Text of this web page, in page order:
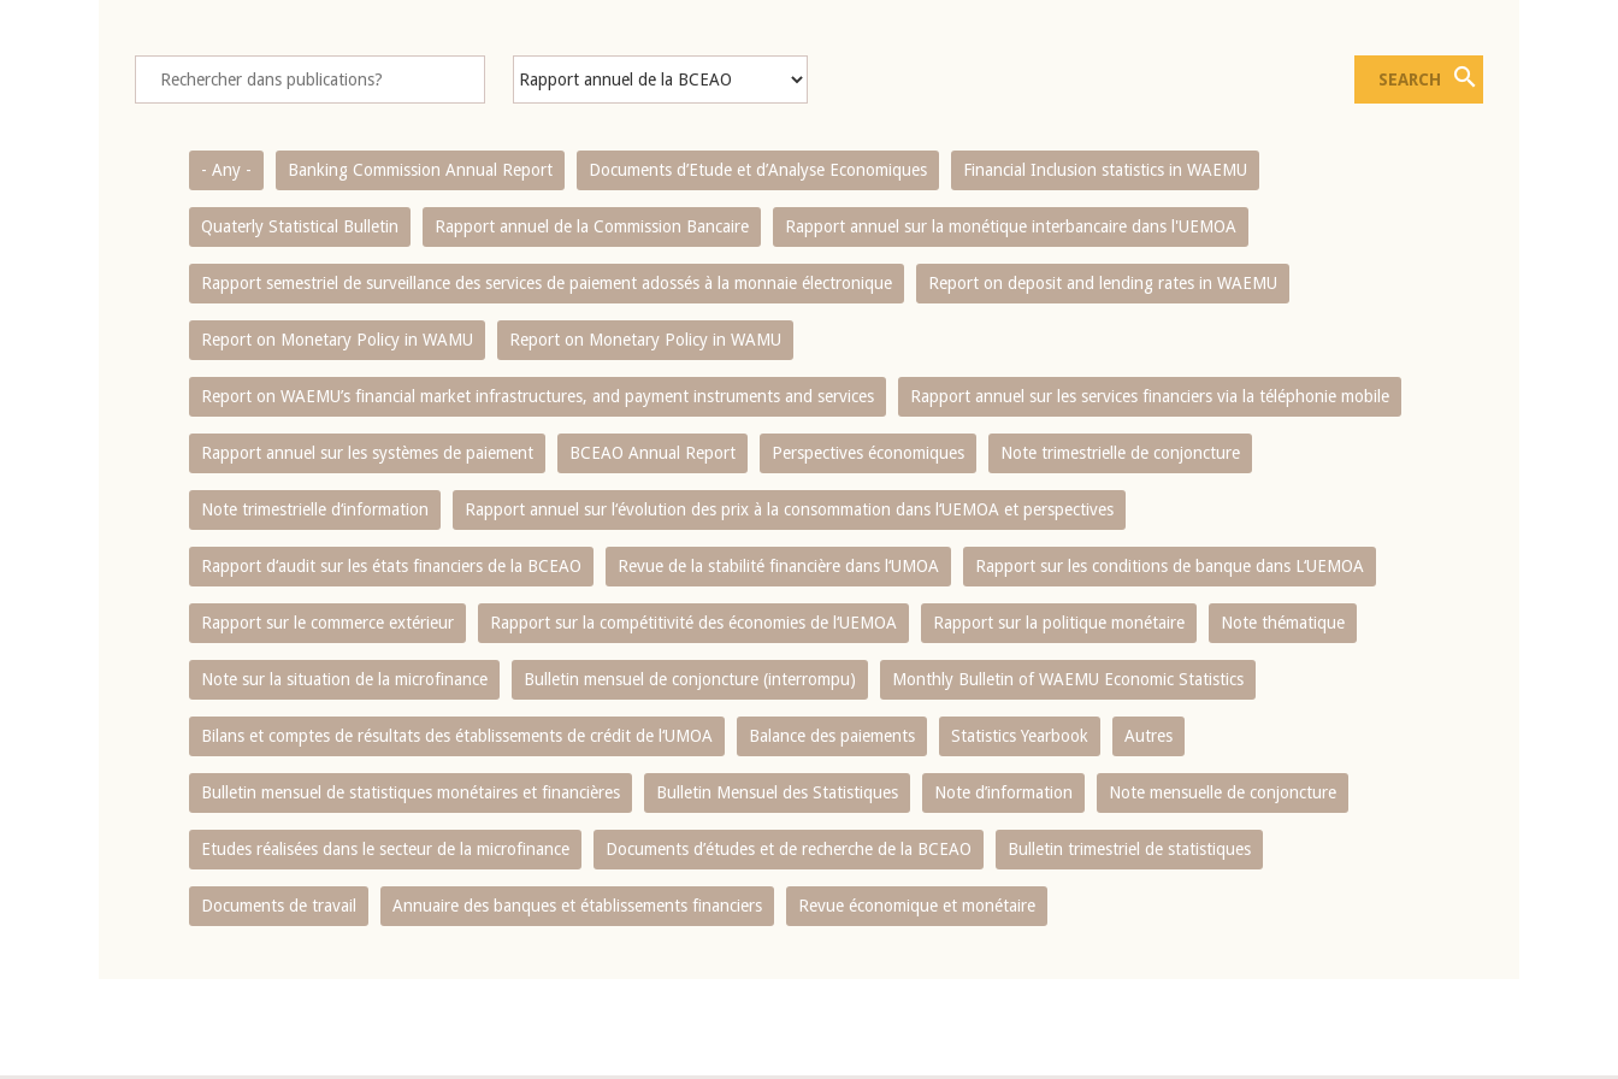
- Any - Banking Commission Annual Report Documents d’Etude et d’Analyse Economiques Financial Inclusion statistics in WAEMU
Quaterly Statistical Bulletin Rapport annuel de la Commission Bancaire Rapport annuel sur la monétique interbancaire dans l'UEMOA
Rapport semestriel de surveillance des services de paiement adossés à la monnaie électronique Report on deposit and lending rates in WAEMU
Report on Monetary Policy in WAMU Report on Monetary Policy in WAMU
Report on WAEMU’s financial market infrastructures, and payment instruments and services Rapport annuel sur les services financiers via la téléphonie mobile
Rapport annuel sur les systèmes de paiement BCEAO Annual Report Perspectives économiques Note trimestrielle de conjoncture
Note trimestrielle d‘information Rapport annuel sur l‘évolution des prix à la consommation dans l‘UEMOA et perspectives
Rapport d‘audit sur les états financiers de la BCEAO Revue de la stabilité financière dans l‘UMOA Rapport sur les conditions de banque dans L‘UEMOA
Rapport sur le commerce extérieur Rapport sur la compétitivité des économies de l‘UEMOA Rapport sur la politique monétaire Note thématique
Note sur la situation de la microfinance Bulletin mensuel de conjoncture (interrompu) Monthly Bulletin of WAEMU Economic Statistics
Bilans et comptes de résultats des établissements de crédit de l‘UMOA Balance des paiements Statistics Yearbook Autres
Bulletin mensuel de statistiques monétaires et financières Bulletin Mensuel des Statistiques Note d’information Note mensuelle de conjoncture
Etudes réalisées dans le secteur de la microfinance Documents d’études et de recherche de la BCEAO Bulletin trimestriel de statistiques
Documents de travail Annuaire des banques et établissements financiers Revue économique et monétaire